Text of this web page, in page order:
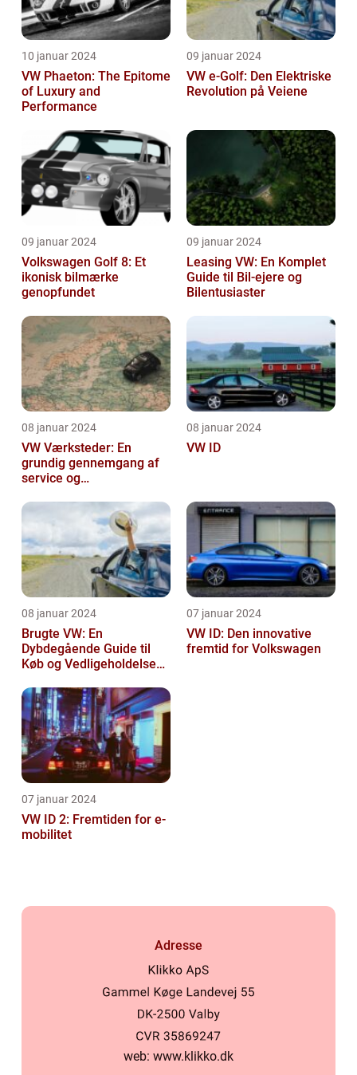
10 januar 2024
VW Phaeton: The Epitome
of Luxury and
Performance
09 januar 2024
VW e-Golf: Den Elektriske
Revolution på Veiene
09 januar 2024
Volkswagen Golf 8: Et
ikonisk bilmærke
genopfundet
09 januar 2024
Leasing VW: En Komplet
Guide til Bil-ejere og
Bilentusiaster
08 januar 2024
VW Værksteder: En
grundig gennemgang af
service og
08 januar 2024
VW ID
08 januar 2024
Brugte VW: En
Dybdegående Guide til
Køb og Vedligeholdelse
Biler
07 januar 2024
VW ID: Den innovative
fremtid for Volkswagen
07 januar 2024
VW ID 2: Fremtiden for e-
mobilitet
Adresse
web: www.klikko.dk